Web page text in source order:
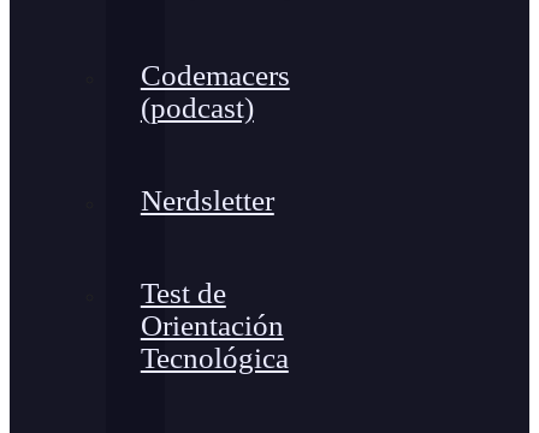
Codemacers
(podcast)
Nerdsletter
Test de
Orientación
Tecnológica